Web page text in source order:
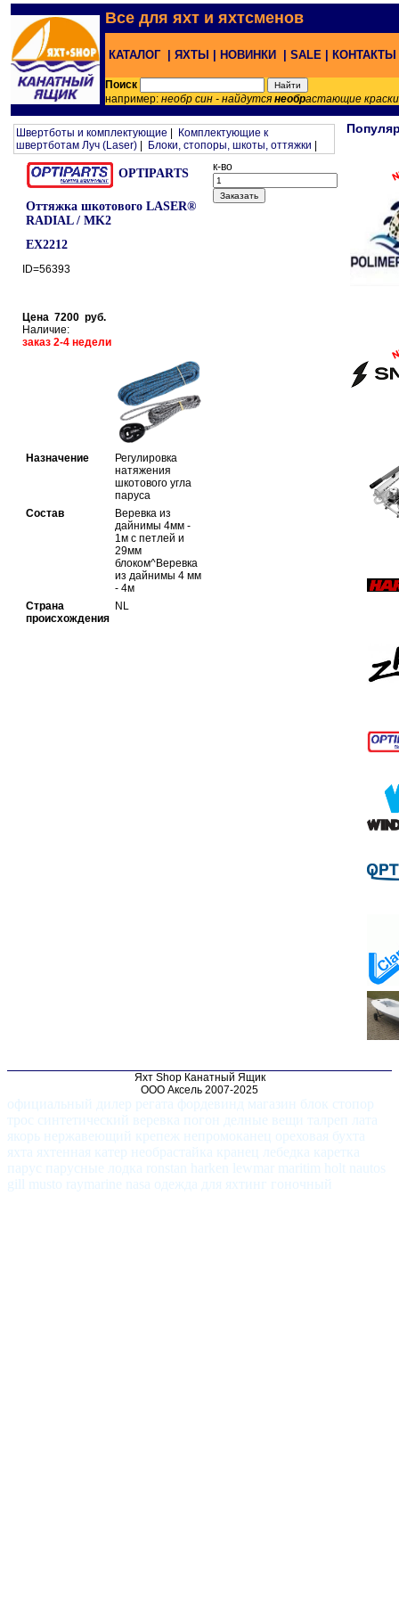
Все для яхт и яхтсменов
КАТАЛОГ | ЯХТЫ | НОВИНКИ | SALE | КОНТАКТЫ
Поиск
например: необр син - найдутся необрастающие
Швертботы и комплектующие
Комплектующие к
швертботам Луч (Laser)
Блоки, стопоры, шкоты, оттяжки
OPTIPARTS
Оттяжка шкотового LASER®
RADIAL / MK2
EX2212
ID=56393
Цена 7200 руб.
Наличие:
заказ 2-4 недели
к-во
Назначение
Регулировка
натяжения
шкотового угла
паруса
Состав
Веревка из
дайнимы 4мм -
1м с петлей и
29мм
блоком^Веревка
из дайнимы 4 мм
- 4м
Страна
происхождения
NL
Яхт Shop Канатный Ящик
ООО Аксель 2007-2025
официальный дилер регата фордевинд магазин блок стопор
трос синтетический веревка погон делные вещи талреп лата
якорь нержавеющий крепеж непромоканец ореховая бухта
яхта яхтенная катер необрастайка кранец лебедка каретка
парус парусные лодка ronstan harken lewmar maritim holt nautos
gill musto raymarine nasa одежда для яхтинг гоночный